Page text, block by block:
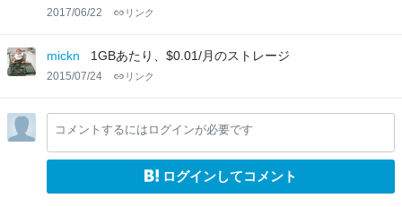
2017/06/22 リンク
mickn 1GBあたり、$0.01/月のストレージ
2015/07/24 リンク
コメントするにはログインが必要です
ログインしてコメント